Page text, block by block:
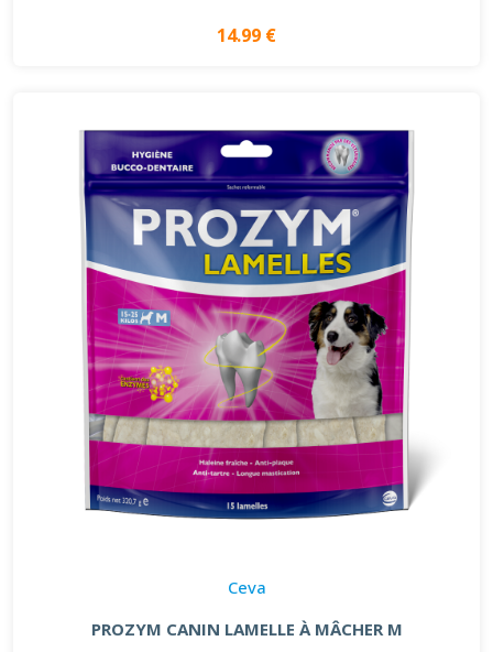
14.99 €
Ceva
PROZYM CANIN LAMELLE À MÂCHER M